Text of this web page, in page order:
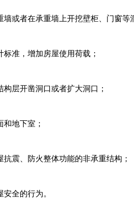
承重墙上开挖壁柜、门窗等洞口
，增加房屋使用荷载；
开凿洞口或者扩大洞口；
室；
、防火整体功能的非承重结构；
的行为。